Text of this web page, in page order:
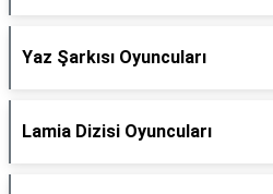
Yaz Şarkısı Oyuncuları
Lamia Dizisi Oyuncuları